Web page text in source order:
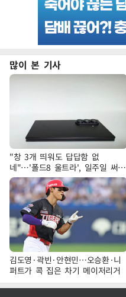
많이 본 기사
"창 3개 띄워도 답답함 없
네"…'폴드8 울트라', 일주일 써보
니
김도영·곽빈·안현민…오승환·니
퍼트가 콕 집은 차기 메이저리거